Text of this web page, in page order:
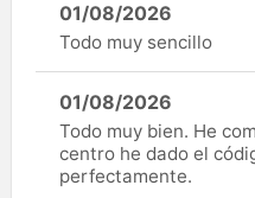
01/08/2026
Todo muy sencillo
01/08/2026
Todo muy bien. He
centro he dado el
perfectamente.